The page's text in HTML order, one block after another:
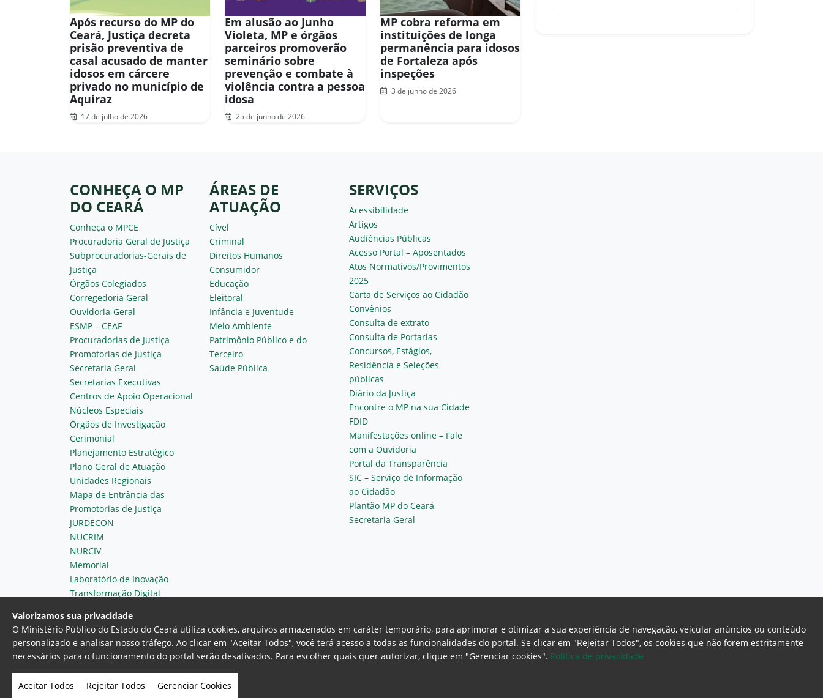
Após recurso do MP do
Ceará, Justiça decreta
prisão preventiva de
casal acusado de manter
idosos em cárcere
privado no município de
Aquiraz
17 de julho de 2026
Em alusão ao Junho
Violeta, MP e órgãos
parceiros promoverão
seminário sobre
prevenção e combate à
violência contra a pessoa
idosa
25 de junho de 2026
MP cobra reforma em
instituições de longa
permanência para idosos
de Fortaleza após
inspeções
3 de junho de 2026
CONHEÇA O MP
DO CEARÁ
Conheça o MPCE
Procuradoria Geral de Justiça
Subprocuradorias-Gerais de
Justiça
Órgãos Colegiados
Corregedoria Geral
Ouvidoria-Geral
ESMP – CEAF
Procuradorias de Justiça
Promotorias de Justiça
Secretaria Geral
Secretarias Executivas
Centros de Apoio Operacional
Núcleos Especiais
Órgãos de Investigação
Cerimonial
Planejamento Estratégico
Plano Geral de Atuação
Unidades Regionais
Mapa de Entrância das
Promotorias de Justiça
JURDECON
NUCRIM
NURCIV
Memorial
Laboratório de Inovação
Transformação Digital
ÁREAS DE
ATUAÇÃO
Cível
Criminal
Direitos Humanos
Consumidor
Educação
Eleitoral
Infância e Juventude
Meio Ambiente
Patrimônio Público e do
Terceiro
Saúde Pública
SERVIÇOS
Acessibilidade
Artigos
Audiências Públicas
Acesso Portal – Aposentados
Atos Normativos/Provimentos
2025
Carta de Serviços ao Cidadão
Convênios
Consulta de extrato
Consulta de Portarias
Concursos, Estágios,
Residência e Seleções
públicas
Diário da Justiça
Encontre o MP na sua Cidade
FDID
Manifestações online – Fale
com a Ouvidoria
Portal da Transparência
SIC – Serviço de Informação
ao Cidadão
Plantão MP do Ceará
Secretaria Geral
Ministério Público do Estado do Ceará Procuradoria Geral de Justiça
Av. Gen. Afonso Albuquerque Lima, 130 - Cambeba - CEP: 60.822-325
- Fortaleza, Ceará. Brasil
Valorizamos sua privacidade
O Ministério Público do Estado do Ceará utiliza cookies, arquivos armazenados em caráter temporário, para aprimorar e otimizar a sua experiência de navegação, veicular anúncios ou conteúdo
personalizado e analisar nosso tráfego. Ao clicar em "Aceitar Todos", você terá acesso a todas as funcionalidades do portal. Se clicar em "Rejeitar Todos", os cookies que não forem estritamente
necessários para o funcionamento do portal serão desativados. Para escolher quais quer autorizar, clique em "Gerenciar cookies". Politica de privacidade
Aceitar Todos Rejeitar Todos Gerenciar Cookies